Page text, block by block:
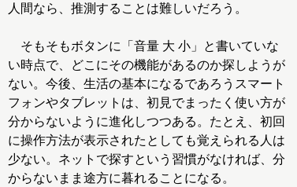
人間なら、推測することは難しいだろう。
そもそもボタンに「音量 大 小」と書いていな
い時点で、どこにその機能があるのか探しようが
ない。今後、生活の基本になるであろうスマート
フォンやタブレットは、初見でまったく使い方が
分からないように進化しつつある。たとえ、初回
に操作方法が表示されたとしても覚えられる人は
少ない。ネットで探すという習慣がなければ、分
からないまま途方に暮れることになる。